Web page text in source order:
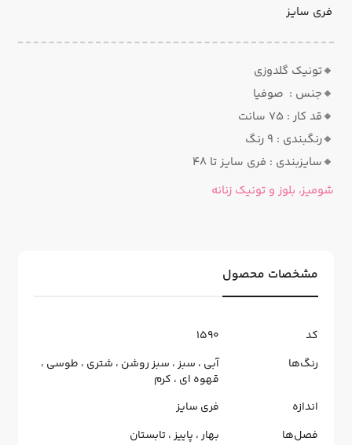
فری سایز
🔸تونیک گلدوزی
🔸جنس : صوفیا
🔸قد کار : ۷۵ سانت
🔸رنگبندی : ۹ رنگ
🔸سایزبندی : فری سایز تا ۴۸
شومیز، بلوز و تونیک زنانه
مشخصات محصول
کد
1590
رنگ‌ها
آبی ، سبز، سبز روشن ، شتری ، طوسی ،
قهوه ای ، کرم
اندازه
فری سایز
فصل‌ها
بهار، پاییز،تابستان